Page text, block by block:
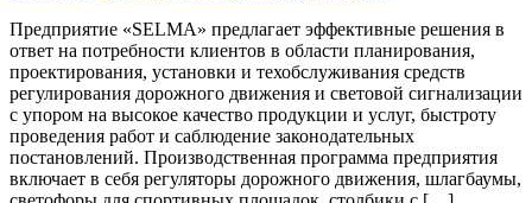
Предприятие «SELMА» предлагает эффективные решения в
ответ на потребности клиентов в области планирования,
проектирования, установки и техобслуживания средств
регулирования дорожного движения и световой сигнализации
с упором на высокое качество продукции и услуг, быстроту
проведения работ и саблюдение законодательных
постановлений. Производственная программа предприятия
включает в себя регуляторы дорожного движения, шлагбаумы,